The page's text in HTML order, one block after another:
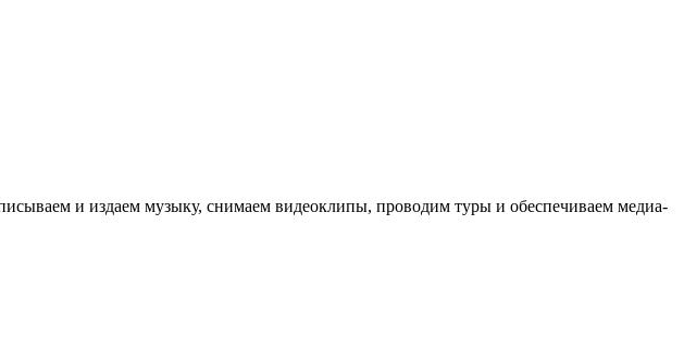
и издаем музыку, снимаем видеоклипы, проводим туры и обеспечиваем медиа-